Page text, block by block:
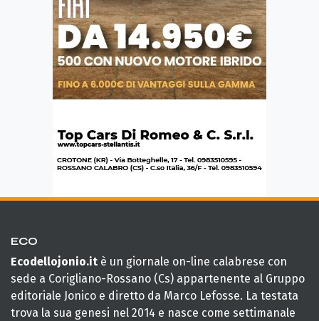
ECO
Ecodellojonio.it è un giornale on-line calabrese con
sede a Corigliano-Rossano (Cs) appartenente al Gruppo
editoriale Jonico e diretto da Marco Lefosse. La testata
trova la sua genesi nel 2014 e nasce come settimanale